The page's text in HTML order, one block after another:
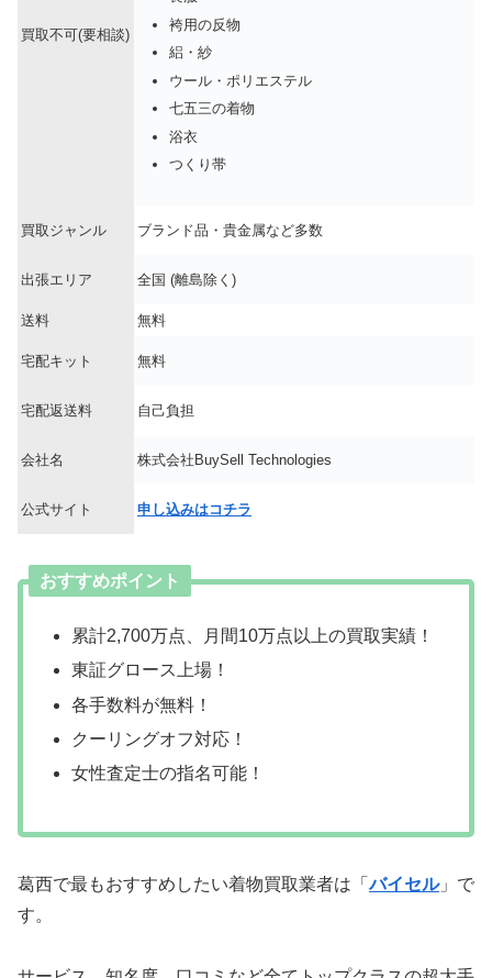
買取不可(要相談)
袴用の反物
絽・紗
ウール・ポリエステル
七五三の着物
浴衣
つくり帯
買取ジャンル ブランド品・貴金属など多数
出張エリア 全国 (離島除く)
送料 無料
宅配キット 無料
宅配返送料 自己負担
会社名 株式会社BuySell Technologies
公式サイト 申し込みはコチラ
おすすめポイント
累計2,700万点、月間10万点以上の買取実績！
東証グロース上場！
各手数料が無料！
クーリングオフ対応！
女性査定士の指名可能！
葛西で最もおすすめしたい着物買取業者は「バイセル」で
す。